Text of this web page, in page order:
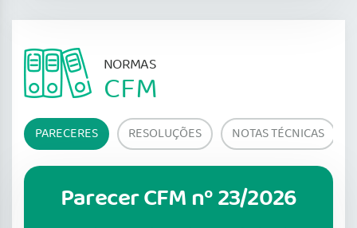
NORMAS
CFM
PARECERES RESOLUÇÕES NOTAS TÉCNICAS
Parecer CFM nº 23/2026